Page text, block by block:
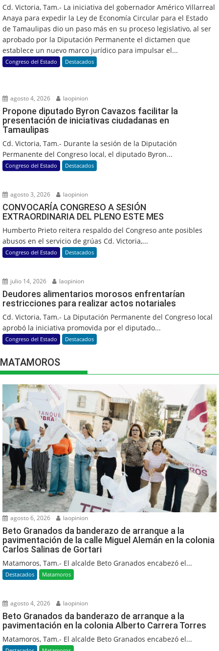
Cd. Victoria, Tam.- La iniciativa del gobernador Américo Villarreal
Anaya para expedir la Ley de Economía Circular para el Estado
de Tamaulipas dio un paso más en su proceso legislativo, al ser
aprobado por la Diputación Permanente el dictamen que
establece un nuevo marco jurídico para impulsar el...
Congreso del Estado Destacados
agosto 4, 2026 laopinion
Propone diputado Byron Cavazos facilitar la
presentación de iniciativas ciudadanas en
Tamaulipas
Cd. Victoria, Tam.- Durante la sesión de la Diputación
Permanente del Congreso local, el diputado Byron...
Congreso del Estado Destacados
agosto 3, 2026 laopinion
CONVOCARÍA CONGRESO A SESIÓN
EXTRAORDINARIA DEL PLENO ESTE MES
Humberto Prieto reitera respaldo del Congreso ante posibles
abusos en el servicio de grúas Cd. Victoria,...
Congreso del Estado Destacados
julio 14, 2026 laopinion
Deudores alimentarios morosos enfrentarían
restricciones para realizar actos notariales
Cd. Victoria, Tam.- La Diputación Permanente del Congreso local
aprobó la iniciativa promovida por el diputado...
Congreso del Estado Destacados
MATAMOROS
agosto 6, 2026 laopinion
Beto Granados da banderazo de arranque a la
pavimentación de la calle Miguel Alemán en la colonia
Carlos Salinas de Gortari
Matamoros, Tam.- El alcalde Beto Granados encabezó el...
Destacados Matamoros
agosto 4, 2026 laopinion
Beto Granados da banderazo de arranque a la
pavimentación en la colonia Alberto Carrera Torres
Matamoros, Tam.- El alcalde Beto Granados encabezó el...